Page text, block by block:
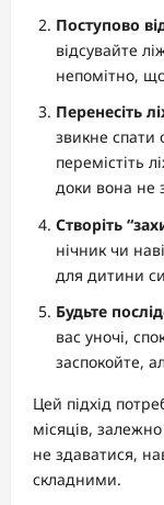
Поступово
відсувайте
непомітно,
Перенесіть
звикне спати
перемістіть
доки вона не
Створіть
нічник чи
для дитини
Будьте
вас уночі,
заспокойте,
Цей підхід
місяців,
не здаватися,
складними.